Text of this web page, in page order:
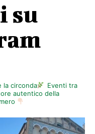
su
la circonda
Eventi tra
autentico della